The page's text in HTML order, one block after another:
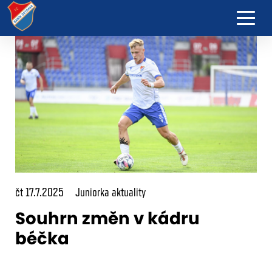
čt 17.7.2025 Juniorka aktuality
Souhrn změn v kádru
béčka